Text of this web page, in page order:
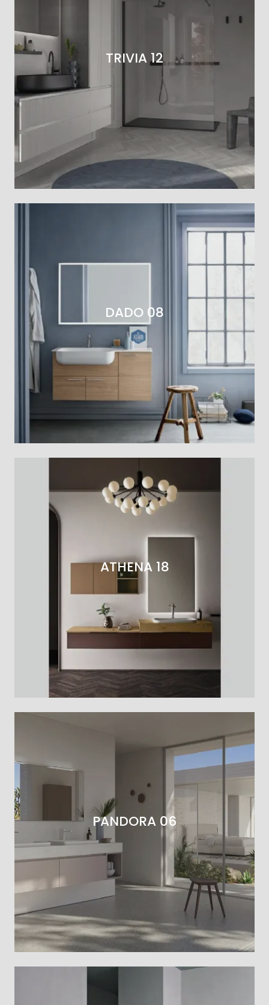
TRIVIA 12
DADO 08
ATHENA 18
PANDORA 06